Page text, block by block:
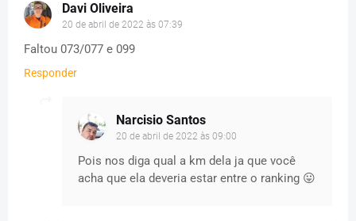
Davi Oliveira
20 de abril de 2022 às 07:39
Faltou 073/077 e 099
Responder
Narcisio Santos
20 de abril de 2022 às 09:00
Pois nos diga qual a km dela ja que você
acha que ela deveria estar entre o ranking 😛